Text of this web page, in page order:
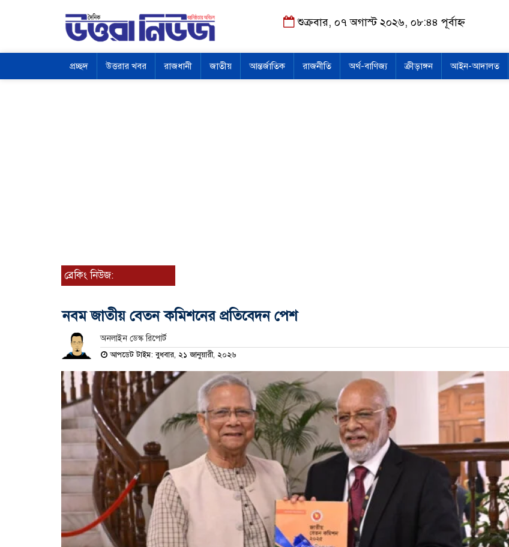
শুক্রবার, ০৭ অগাস্ট ২০২৬, ০৮:৪৪ পূর্বাহ্ন
প্রচ্ছদ উত্তরার খবর রাজধানী জাতীয় আন্তর্জাতিক রাজনীতি অর্থ-বাণিজ্য ক্রীড়াঙ্গন আইন-আদালত
ব্রেকিং নিউজ:
নবম জাতীয় বেতন কমিশনের প্রতিবেদন পেশ
অনলাইন ডেস্ক রিপোর্ট
আপডেট টাইম: বুধবার, ২১ জানুয়ারী, ২০২৬